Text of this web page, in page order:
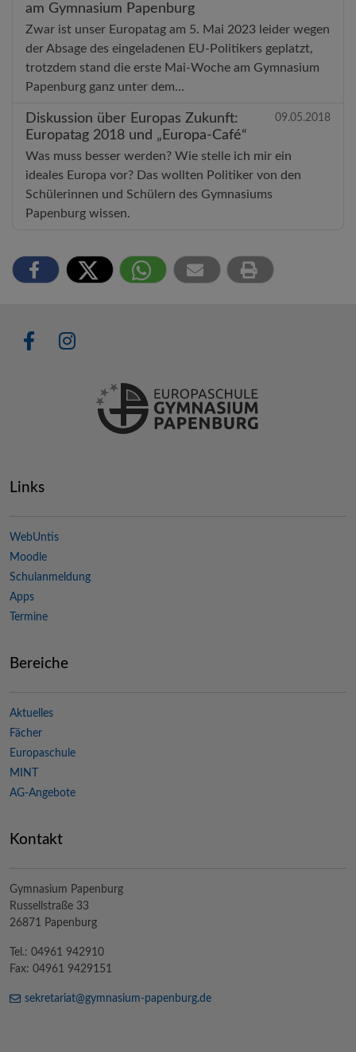
am Gymnasium Papenburg
Zwar ist unser Europatag am 5. Mai 2023 leider wegen
der Absage des eingeladenen EU-Politikers geplatzt,
trotzdem stand die erste Mai-Woche am Gymnasium
Papenburg ganz unter dem…
Diskussion über Europas Zukunft:
Europatag 2018 und „Europa-Café“
09.05.2018
Was muss besser werden? Wie stelle ich mir ein
ideales Europa vor? Das wollten Politiker von den
Schülerinnen und Schülern des Gymnasiums
Papenburg wissen.
Links
WebUntis
Moodle
Schulanmeldung
Apps
Termine
Bereiche
Aktuelles
Fächer
Europaschule
MINT
AG-Angebote
Kontakt
Gymnasium Papenburg
Russellstraße 33
26871 Papenburg
Tel.: 04961 942910
Fax: 04961 9429151
sekretariat@gymnasium-papenburg.de